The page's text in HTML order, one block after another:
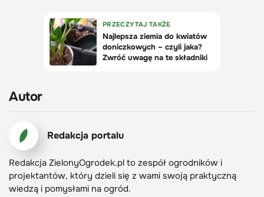
Autor
Redakcja portalu
Redakcja ZielonyOgrodek.pl to zespół ogrodników i
projektantów, który dzieli się z wami swoją praktyczną
wiedzą i pomysłami na ogród.